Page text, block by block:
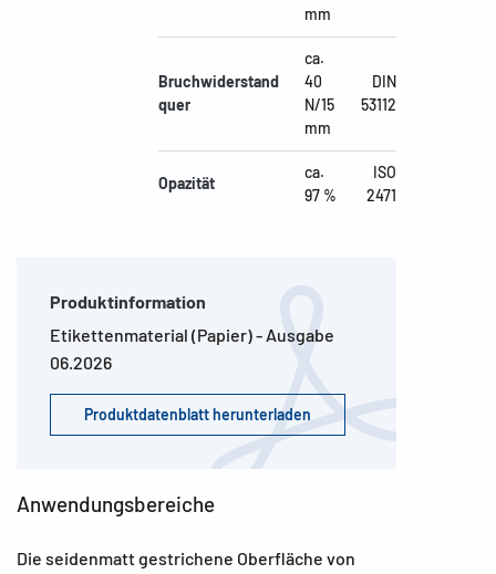
mm
Bruchwiderstand
quer
ca.
40
N/15
mm
DIN
53112
Opazität
ca.
97 %
ISO
2471
Produktinformation
Etikettenmaterial (Papier) - Ausgabe
06.2026
Produktdatenblatt herunterladen
Anwendungsbereiche
Die seidenmatt gestrichene Oberfläche von